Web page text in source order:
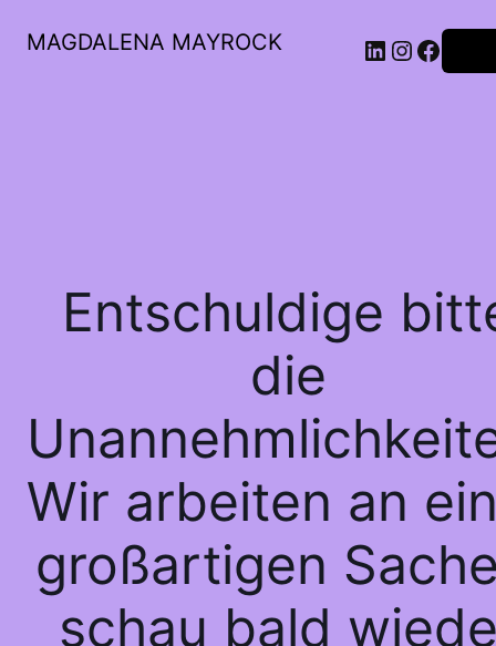
MAGDALENA MAYROCK LinkedIn
Entschuldige
die
Wir arbeiten an
großartigen
schau bald